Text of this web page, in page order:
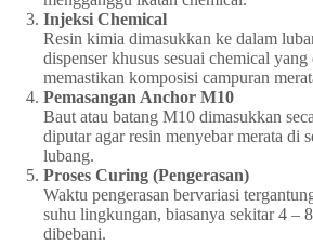
Injeksi Chemical
Resin kimia dimasukkan ke dalam
dispenser khusus sesuai chemical
memastikan komposisi campuran
Pemasangan Anchor M10
Baut atau batang M10 dimasukkan
diputar agar resin menyebar merata di
lubang.
Proses Curing (Pengerasan)
Waktu pengerasan bervariasi
suhu lingkungan, biasanya sekitar 4 –
dibebani.